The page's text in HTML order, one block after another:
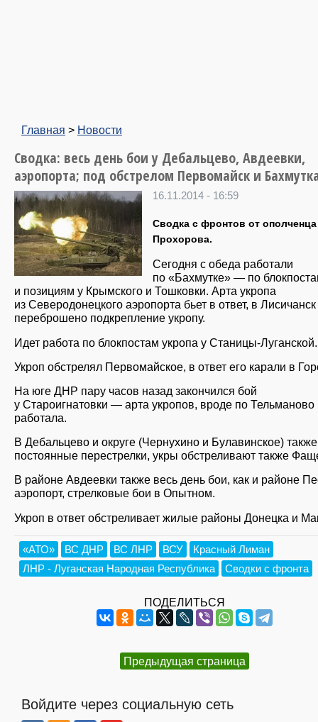
Главная > Новости
Сводка: весь день бои у Дебальцево, Авдеевки,
аэропорта; под обстрелом Первомайск и
16.11.2014 - 16:59
Сводка с фронтов от ополченца
Прохорова.
Сегодня с обеда работали
по «Бахмутке» — по
и позициям у Крымского и Тошковки. Арта укропа
из Северодонецкого аэропорта бьет в ответ, в
переброшено подкрепление укропу.
Идет работа по блокпостам укропа у Станицы-Луганской.
Укроп обстрелял Первомайское, в ответ его карали в
На юге ДНР пару часов назад закончился бой
у Староигнатовки — арта укропов, вроде по Тельманово
работала.
В Дебальцево и округе (Чернухино и Булавинское) также
постоянные перестрелки, укры обстреливают также
В районе Авдеевки также весь день бои, как и районе
аэропорт, стрелковые бои в Опытном.
Укроп в ответ обстреливает жилые районы Донецка и
«АТО» ВС ДНР ВС ЛНР ВСУ
Красный Лиман
ЛНР - Луганская Народная Республика
Сводки с фронта
ПОДЕЛИТЬСЯ
Предыдущая страница
Войдите через социальную сеть